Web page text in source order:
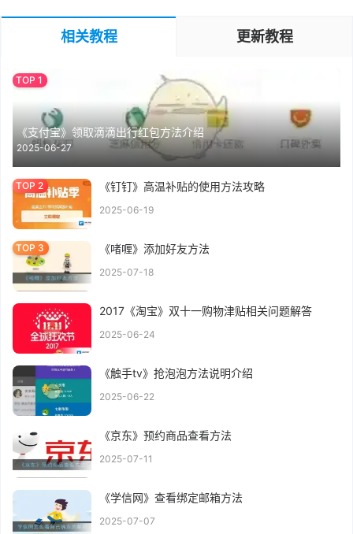
相关教程 更新教程
《支付宝》领取滴滴出行红包方法介绍
2025-06-27
《钉钉》高温补贴的使用方法攻略
2025-06-19
《啫喱》添加好友方法
2025-07-18
2017《淘宝》双十一购物津贴相关问题解答
2025-06-24
《触手tv》抢泡泡方法说明介绍
2025-06-22
《京东》预约商品查看方法
2025-07-11
《学信网》查看绑定邮箱方法
2025-07-07